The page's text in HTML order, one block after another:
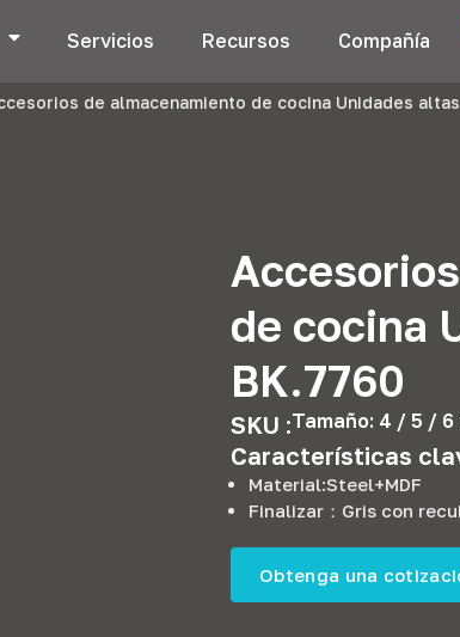
Servicios Recursos Compañía
de almacenamiento de cocina Unidades
de cocina
BK.7760
SKU :Tamaño: 4 / 5 / 6
Características
Material:Steel+MDF
Finalizar：Gris con
Obtenga una